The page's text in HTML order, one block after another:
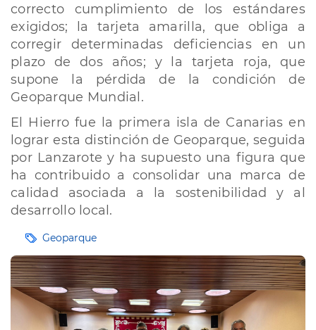
correcto cumplimiento de los estándares
exigidos; la tarjeta amarilla, que obliga a
corregir determinadas deficiencias en un
plazo de dos años; y la tarjeta roja, que
supone la pérdida de la condición de
Geoparque Mundial.
El Hierro fue la primera isla de Canarias en
lograr esta distinción de Geoparque, seguida
por Lanzarote y ha supuesto una figura que
ha contribuido a consolidar una marca de
calidad asociada a la sostenibilidad y al
desarrollo local.
EtiquetasGeoparque